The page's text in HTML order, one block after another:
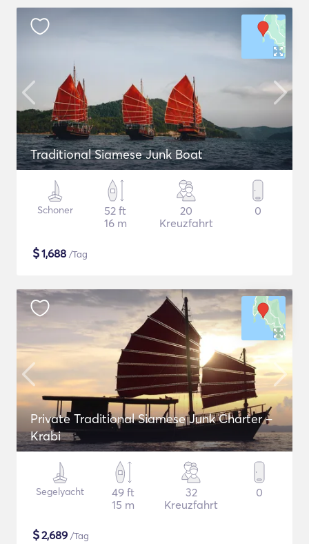
Traditional Siamese Junk Boat
Schoner
52 ft
16 m
20
Kreuzfahrt
0
$1,688 /Tag
Private Traditional Siamese Junk Charter –
Krabi
Segelyacht
49 ft
15 m
32
Kreuzfahrt
0
$2,689 /Tag